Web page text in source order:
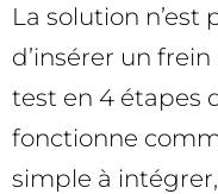
La solution n’est
d’insérer un
test en 4 étapes
fonctionne
simple à